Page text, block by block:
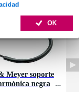
OK
Meyer soporte
negra